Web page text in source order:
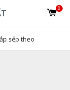
0
sếp theo